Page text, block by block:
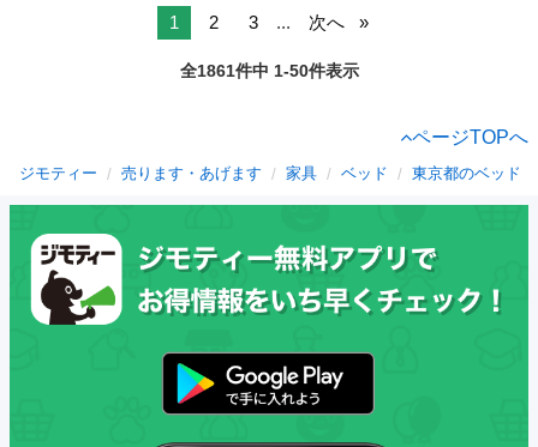
1 2 3 ... 次へ
全1861件中 1-50件表示
ページTOPへ
ジモティー 売ります・あげます 家具 ベッド 東京都のベッド